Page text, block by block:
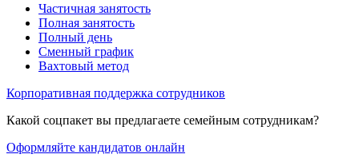
Частичная занятость
Полная занятость
Полный день
Сменный график
Вахтовый метод
Корпоративная поддержка сотрудников
Какой соцпакет вы предлагаете семейным сотрудникам?
Оформляйте кандидатов онлайн